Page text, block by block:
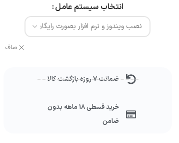
انتخاب سیستم عامل
صاف
ضمانت ۷ روزه بازگشت کالا
خرید قسطی ۱۸ ماهه بدون
ضامن